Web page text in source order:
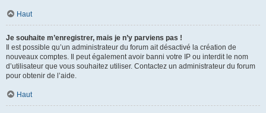
Haut
Je souhaite m’enregistrer, mais je n’y parviens pas !
Il est possible qu’un administrateur du forum ait désactivé la création de
nouveaux comptes. Il peut également avoir banni votre IP ou interdit le nom
d’utilisateur que vous souhaitez utiliser. Contactez un administrateur du forum
pour obtenir de l’aide.
Haut